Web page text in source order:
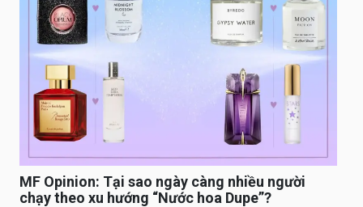
MF Opinion: Tại sao ngày càng nhiều người
chạy theo xu hướng “Nước hoa Dupe”?